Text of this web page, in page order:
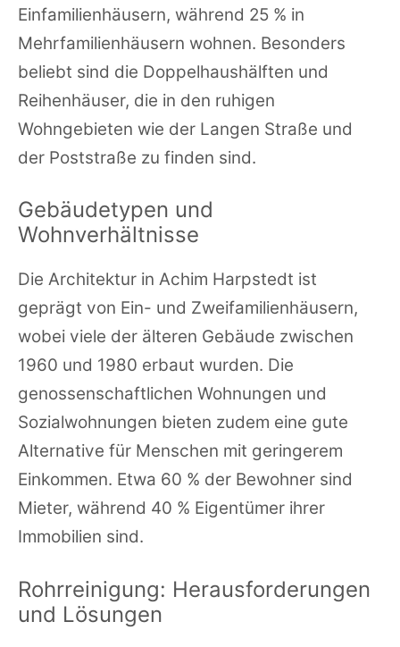
Einfamilienhäusern, während 25 % in
Mehrfamilienhäusern wohnen. Besonders
beliebt sind die Doppelhaushälften und
Reihenhäuser, die in den ruhigen
Wohngebieten wie der Langen Straße und
der Poststraße zu finden sind.
Gebäudetypen und
Wohnverhältnisse
Die Architektur in Achim Harpstedt ist
geprägt von Ein- und Zweifamilienhäusern,
wobei viele der älteren Gebäude zwischen
1960 und 1980 erbaut wurden. Die
genossenschaftlichen Wohnungen und
Sozialwohnungen bieten zudem eine gute
Alternative für Menschen mit geringerem
Einkommen. Etwa 60 % der Bewohner sind
Mieter, während 40 % Eigentümer ihrer
Immobilien sind.
Rohrreinigung: Herausforderungen
und Lösungen